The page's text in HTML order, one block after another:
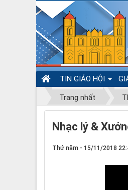
TIN GIÁO HỘI
Trang nhất
Nhạc lý &
Thứ năm - 15/11/2018